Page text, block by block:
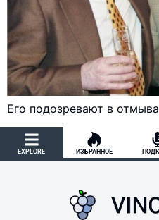
Его подозревают в
EXPLORE ИЗБРАННОЕ